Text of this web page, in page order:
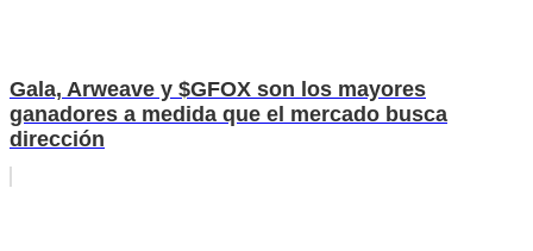
Gala, Arweave y $GFOX son los mayores
ganadores a medida que el mercado busca
dirección